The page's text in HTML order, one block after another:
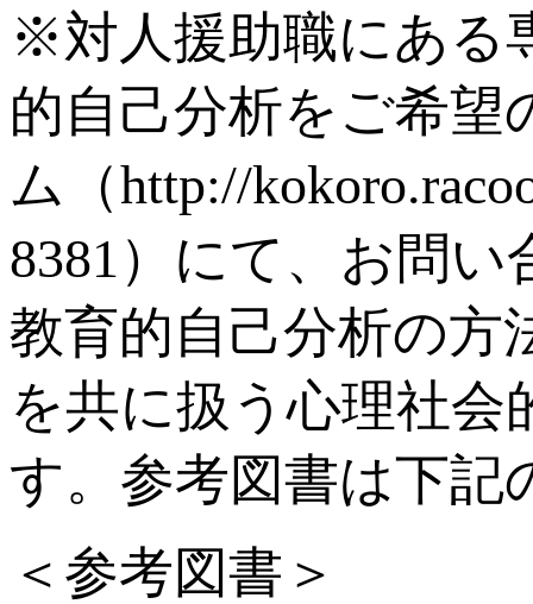
※対人援助職にある
的自己分析をご希望
ム（http://
8381）にて、お問
教育的自己分析の方
を共に扱う心理社
す。参考図書は下記
＜参考図書＞